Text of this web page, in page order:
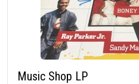
Music Shop LP